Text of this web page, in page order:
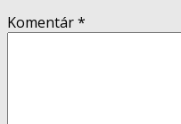
Komentár*